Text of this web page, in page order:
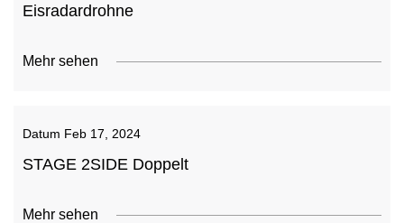
Eisradardrohne
Mehr sehen
Datum Feb 17, 2024
STAGE 2SIDE Doppelt
Mehr sehen